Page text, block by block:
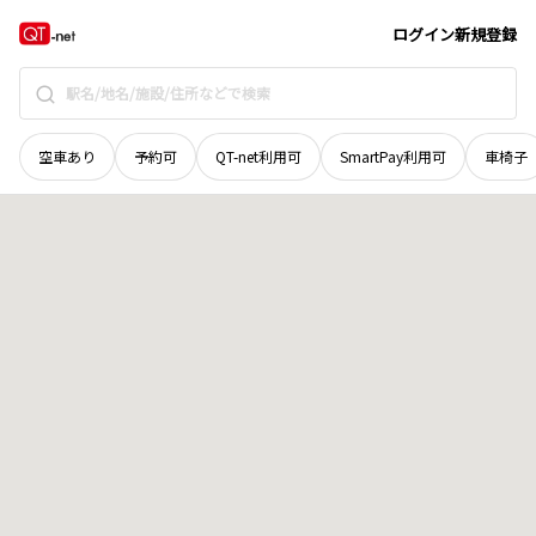
ログイン新規登録
空車あり 予約可 QT-net利用可 SmartPay利用可 車椅子
京都府 地域選択で探す